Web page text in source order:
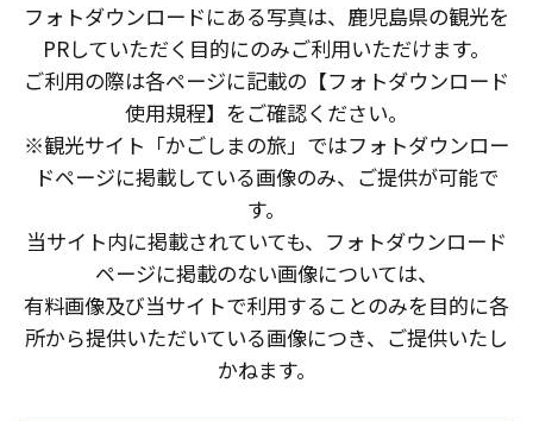
フォトダウンロードにある写真は、鹿児島県の観光を
PRしていただく目的にのみご利用いただけます。
ご利用の際は各ページに記載の【フォトダウンロード
使用規程】をご確認ください。
※観光サイト「かごしまの旅」ではフォトダウンロー
ドページに掲載している画像のみ、ご提供が可能で
す。
当サイト内に掲載されていても、フォトダウンロード
ページに掲載のない画像については、
有料画像及び当サイトで利用することのみを目的に各
所から提供いただいている画像につき、ご提供いたし
かねます。